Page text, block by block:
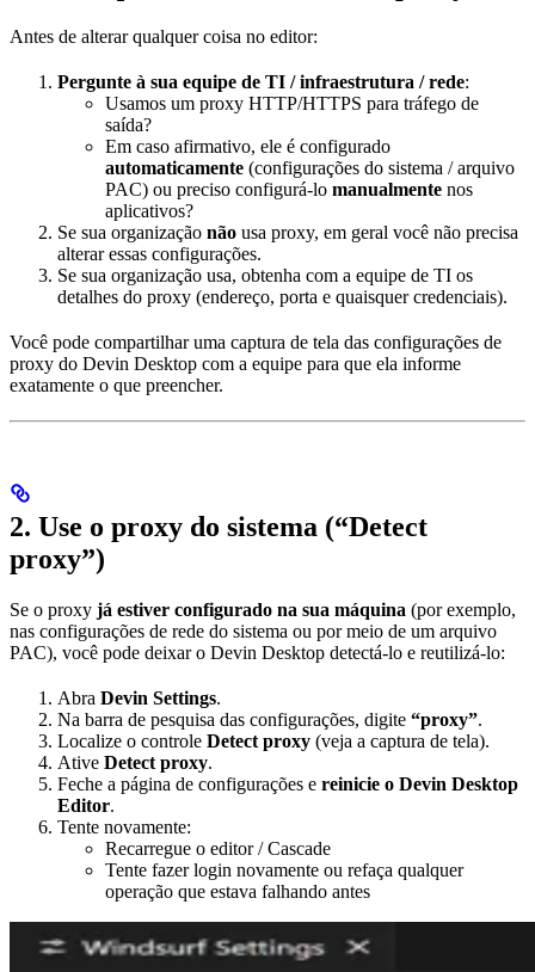
Antes de alterar qualquer coisa no editor:
Pergunte à sua equipe de TI / infraestrutura / rede:
Usamos um proxy HTTP/HTTPS para tráfego de
saída?
Em caso afirmativo, ele é configurado
automaticamente (configurações do sistema / arquivo
PAC) ou preciso configurá-lo manualmente nos
aplicativos?
Se sua organização não usa proxy, em geral você não precisa
alterar essas configurações.
Se sua organização usa, obtenha com a equipe de TI os
detalhes do proxy (endereço, porta e quaisquer credenciais).
Você pode compartilhar uma captura de tela das configurações de
proxy do Devin Desktop com a equipe para que ela informe
exatamente o que preencher.
2. Use o proxy do sistema (“Detect
proxy”)
Se o proxy já estiver configurado na sua máquina (por exemplo,
nas configurações de rede do sistema ou por meio de um arquivo
PAC), você pode deixar o Devin Desktop detectá-lo e reutilizá-lo:
Abra Devin Settings.
Na barra de pesquisa das configurações, digite “proxy”.
Localize o controle Detect proxy (veja a captura de tela).
Ative Detect proxy.
Feche a página de configurações e reinicie o Devin Desktop
Editor.
Tente novamente:
Recarregue o editor / Cascade
Tente fazer login novamente ou refaça qualquer
operação que estava falhando antes